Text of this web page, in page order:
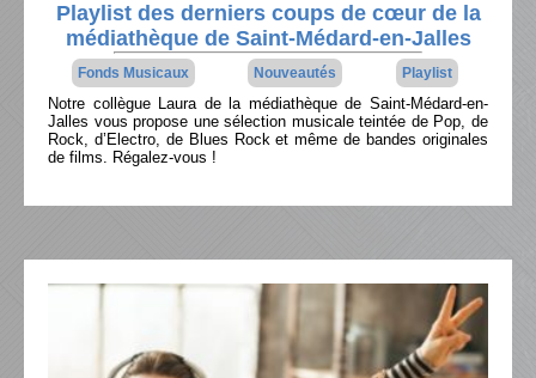
Playlist des derniers coups de cœur de la
médiathèque de Saint-Médard-en-Jalles
Fonds Musicaux Nouveautés Playlist
Notre collègue Laura de la médiathèque de Saint-Médard-en-
Jalles vous propose une sélection musicale teintée de Pop, de
Rock, d’Electro, de Blues Rock et même de bandes originales
de films. Régalez-vous !